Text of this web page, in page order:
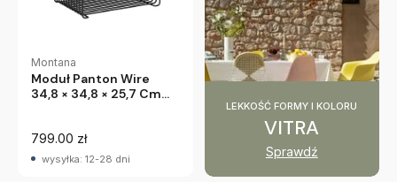
Montana
Moduł Panton Wire
34,8 × 34,8 × 25,7 Cm
799.00 zł
wysyłka: 12-28 dni
LEKKOŚĆ FORMY I KOLORU
VITRA
Sprawdź